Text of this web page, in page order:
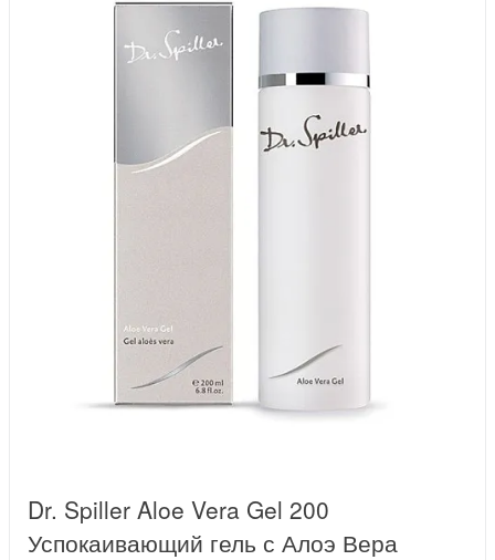
Dr. Spiller Aloe Vera Gel 200
Успокаивающий гель с Алоэ Вера